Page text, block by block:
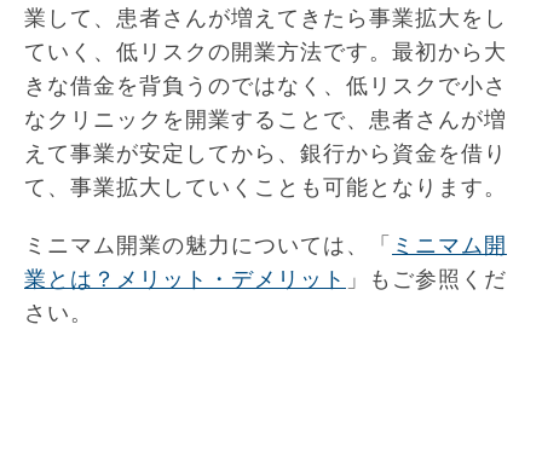
業して、患者さんが増えてきたら事業拡大をし
ていく、低リスクの開業方法です。最初から大
きな借金を背負うのではなく、低リスクで小さ
なクリニックを開業することで、患者さんが増
えて事業が安定してから、銀行から資金を借り
て、事業拡大していくことも可能となります。
ミニマム開業の魅力については、「 ミニマム開
業とは？メリット・デメリット 」もご参照くだ
さい。